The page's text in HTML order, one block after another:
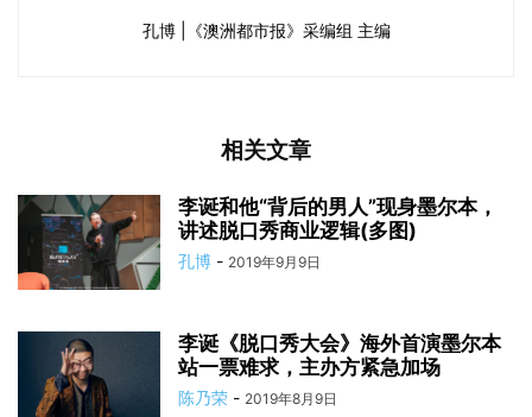
孔博 |《澳洲都市报》采编组 主编
相关文章
李诞和他“背后的男人”现身墨尔本，
讲述脱口秀商业逻辑(多图)
孔博 - 2019年9月9日
李诞《脱口秀大会》海外首演墨尔本
站一票难求，主办方紧急加场
陈乃荣 - 2019年8月9日